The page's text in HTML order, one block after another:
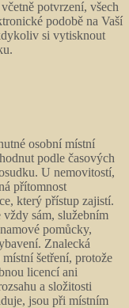
potvrzení, všech
podobě na Vaší
si vytisknout
osobní místní
podle časových
U nemovitostí,
přítomnost
který přístup zajistí.
sám, služebním
pomůcky,
Znalecká
šetření, protože
licencí ani
a složitosti
jsou při místním